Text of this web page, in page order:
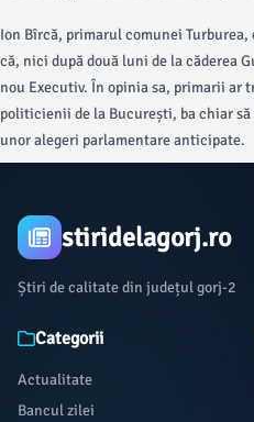
Ion Bîrcă, primarul comunei
că, nici după două luni de la căderea
nou Executiv. În opinia sa, primarii ar
politicienii de la București, ba chiar
unor alegeri parlamentare anticipate.
stiridelagorj.ro
Știri de calitate din județul gorj-2
Categorii
Actualitate
Bancul zilei